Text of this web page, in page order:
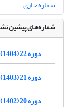
شماره جاری
شماره‌های پیشین
دوره 22 (1404)
دوره 21 (1403)
دوره 20 (1402)